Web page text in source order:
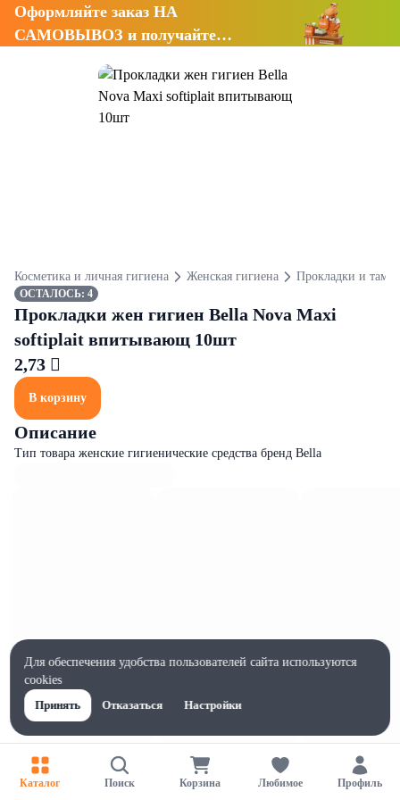
Оформляйте заказ НА
САМОВЫВОЗ и получайте
Косметика и личная гигиена Женская гигиена Прокладки и
ОСТАЛОСЬ: 4
Прокладки жен гигиен Bella Nova Maxi
softiplait впитывающ 10шт
2,73 
В корзину
Описание
Тип товара женские гигиенические средства бренд Bella
Характеристики
Ширина, мм
Каталог Поиск Корзина Любимое Профиль
Для обеспечения удобства пользователей сайта используются
cookies
Принять
Отказаться Настройки